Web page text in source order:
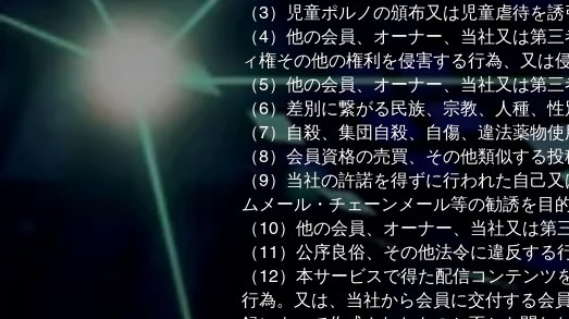
（3）児童ポルノの頒布⼜は児童虐待を
（4）他の会員、オーナー、当社⼜は第
ィ権その他の権利を侵害する⾏為、⼜は
（5）他の会員、オーナー、当社⼜は第
（6）差別に繋がる⺠族、宗教、⼈種、
（7）⾃殺、集団⾃殺、⾃傷、違法薬物
（8）会員資格の売買、その他類似する
（9）当社の許諾を得ずに⾏われた⾃⼰
ムメール・チェーンメール等の勧誘を⽬
（10）他の会員、オーナー、当社⼜は
（11）公序良俗、その他法令に違反す
（12）本サービスで得た配信コンテン
⾏為。⼜は、当社から会員に交付する会